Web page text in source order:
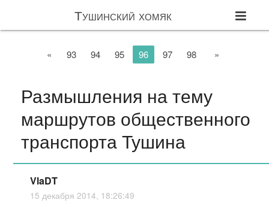
Тушинский хомяк
« 93 94 95 96 97 98 »
Размышления на тему
маршрутов общественного
транспорта Тушина
VlaDT
15 декабря 2014, 18:26:49